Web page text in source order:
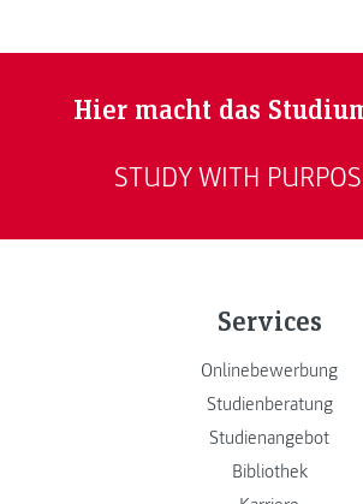
Hier macht das
STUDY WITH
Services
Onlinebewerbung
Studienberatung
Studienangebot
Bibliothek